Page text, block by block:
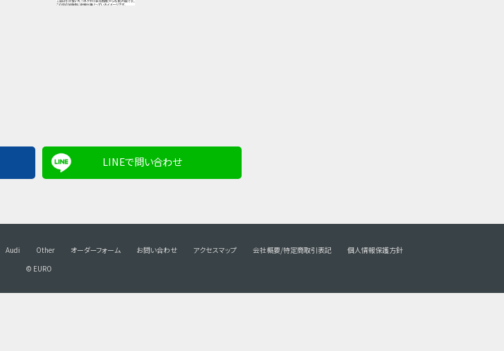
LINEで問い合わせ
Audi Other オーダーフォーム お問い合わせ アクセスマップ 会社概要/特定商取引表記
個人情報保護方針
© EURO